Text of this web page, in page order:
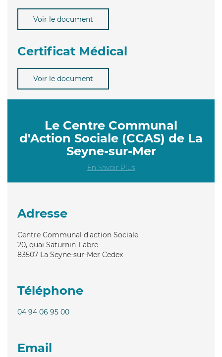
Voir le document
Certificat Médical
Voir le document
Le Centre Communal
d'Action Sociale (CCAS) de La
Seyne-sur-Mer
En Savoir Plus
Adresse
Centre Communal d'action Sociale
20, quai Saturnin-Fabre
83507 La Seyne-sur-Mer Cedex
Téléphone
04 94 06 95 00
Email